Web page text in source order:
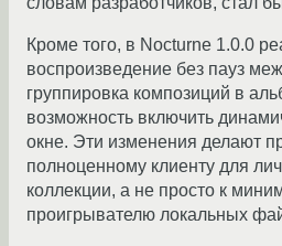
Кроме того, в Nocturne 1.0.0
воспроизведение без пауз
группировка композиций в
возможность включить
окне. Эти изменения делают
полноценному клиенту для
коллекции, а не просто к
проигрывателю локальных